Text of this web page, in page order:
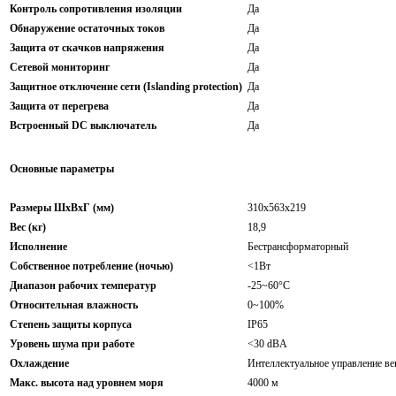
Контроль сопротивления изоляции
Да
Обнаружение остаточных токов
Да
Защита от скачков напряжения
Да
Сетевой мониторинг
Да
Защитное отключение сети (Islanding protection) Да
Защита от перегрева
Да
Встроенный DC выключатель
Да
Основные параметры
Размеры ШхВхГ (мм)
310х563х219
Вес (кг)
18,9
Исполнение
Бестрансформаторный
Собственное потребление (ночью)
<1Вт
Диапазон рабочих температур
-25~60°C
Относительная влажность
0~100%
Степень защиты корпуса
IP65
Уровень шума при работе
<30 dBA
Охлаждение
Интеллектуальное управление
Макс. высота над уровнем моря
4000 м